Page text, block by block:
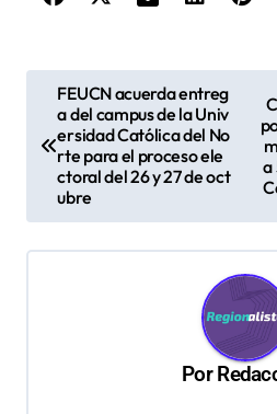
g
FEUCN acuerda entreg
a del campus de la Univ
ersidad Católica del No
rte para el proceso ele
ctoral del 26 y 27 de oct
ubre
a
Por